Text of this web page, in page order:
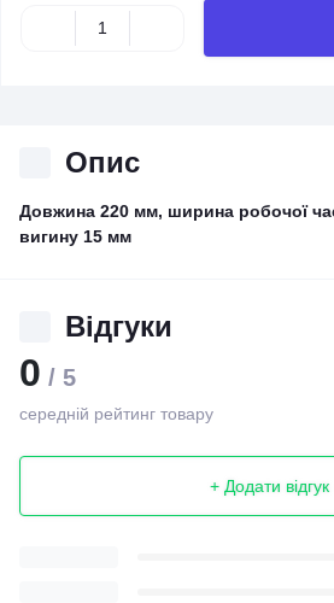
Опис
Довжина 220 мм, ширина робочої
вигину 15 мм
Відгуки
0 / 5
середній рейтинг товару
+ Додати відгук